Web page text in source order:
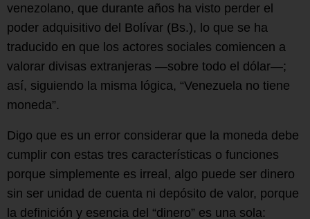
venezolano, que durante años ha visto perder el
poder adquisitivo del Bolívar (Bs.), lo que se ha
traducido en que los actores sociales comiencen a
valorar divisas extranjeras —sobre todo el dólar—;
así, siguiendo la misma lógica, “Venezuela no tiene
moneda”.
Digo que es un error considerar que la moneda debe
cumplir con estas tres características o funciones
porque simplemente es irreal, algo puede ser dinero
sin ser unidad de cuenta ni depósito de valor, porque
la definición y esencia del “dinero” es una sola: